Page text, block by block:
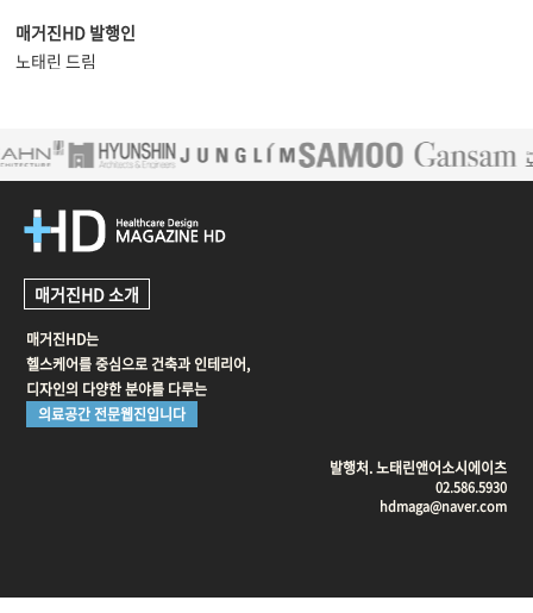
매거진HD 발행인
노태린 드림
매거진HD 소개
매거진HD는
헬스케어를 중심으로 건축과 인테리어,
디자인의 다양한 분야를 다루는
의료공간 전문웹진입니다
발행처. 노태린앤어소시에이츠
02.586.5930
hdmaga@naver.com